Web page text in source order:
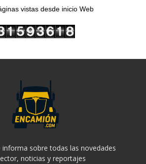
vistas desde inicio Web
informa sobre todas las novedades
noticias y reportajes